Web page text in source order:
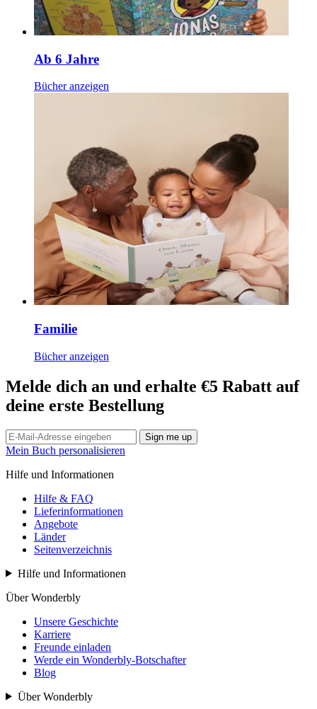
Ab 6 Jahre
Bücher anzeigen
Familie
Bücher anzeigen
Melde dich an und erhalte €5 Rabatt auf
deine erste Bestellung
Sign me up
Mein Buch personalisieren
Hilfe und Informationen
Hilfe & FAQ
Lieferinformationen
Angebote
Länder
Seitenverzeichnis
Hilfe und Informationen
Über Wonderbly
Unsere Geschichte
Karriere
Freunde einladen
Werde ein Wonderbly-Botschafter
Blog
Über Wonderbly